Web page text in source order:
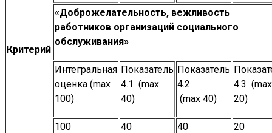
Критерий
«Доброжелательность, вежливость
работников организаций социального
обслуживания»
Интегральная
оценка (max
100)
Показатель
4.1 (max
40)
Показатель
4.2
(max 40)
4.3 (max
20)
100 40 40 20